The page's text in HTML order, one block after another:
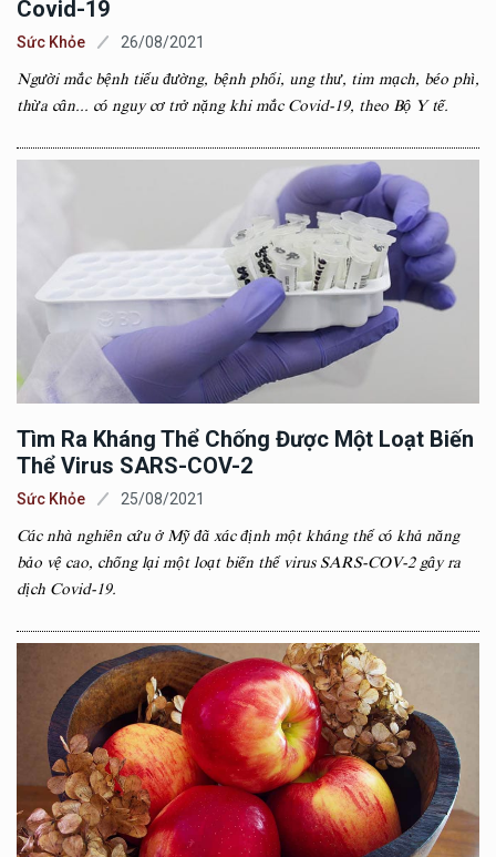
Covid-19
Sức Khỏe 26/08/2021
Người mắc bệnh tiểu đường, bệnh phổi, ung thư, tim mạch, béo phì,
thừa cân... có nguy cơ trở nặng khi mắc Covid-19, theo Bộ Y tế.
Tìm Ra Kháng Thể Chống Được Một Loạt Biến
Thể Virus SARS-COV-2
Sức Khỏe 25/08/2021
Các nhà nghiên cứu ở Mỹ đã xác định một kháng thể có khả năng
bảo vệ cao, chống lại một loạt biến thể virus SARS-COV-2 gây ra
dịch Covid-19.